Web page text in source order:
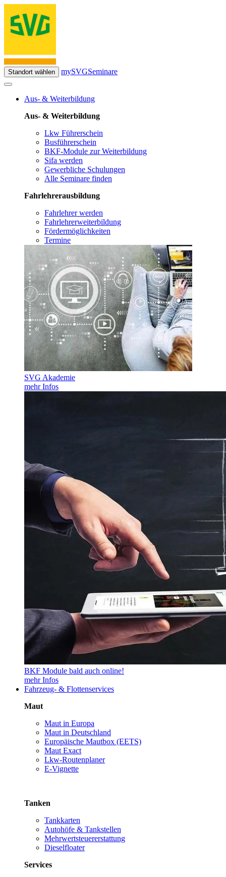
Standort wählen mySVGSeminare
Aus- & Weiterbildung
Aus- & Weiterbildung
Lkw Führerschein
Busführerschein
BKF-Module zur Weiterbildung
Sifa werden
Gewerbliche Schulungen
Alle Seminare finden
Fahrlehrerausbildung
Fahrlehrer werden
Fahrlehrerweiterbildung
Fördermöglichkeiten
Termine
SVG Akademie
mehr Infos
BKF Module bald auch online!
mehr Infos
Fahrzeug- & Flottenservices
Maut
Maut in Europa
Maut in Deutschland
Europäische Mautbox (EETS)
Maut Exact
Lkw-Routenplaner
E-Vignette
Tanken
Tankkarten
Autohöfe & Tankstellen
Mehrwertsteuererstattung
Dieselfloater
Services